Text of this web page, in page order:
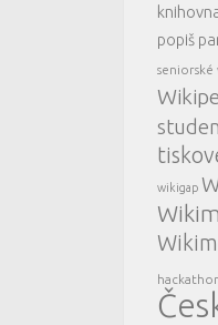
popiš
seniorské
wikigap